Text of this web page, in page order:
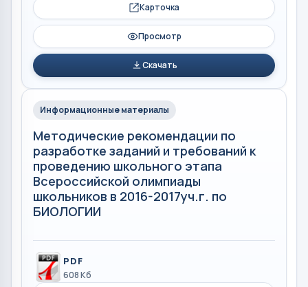
Карточка
Просмотр
Скачать
Информационные материалы
Методические рекомендации по
разработке заданий и требований к
проведению школьного этапа
Всероссийской олимпиады
школьников в 2016-2017уч.г. по
БИОЛОГИИ
PDF
608 Кб